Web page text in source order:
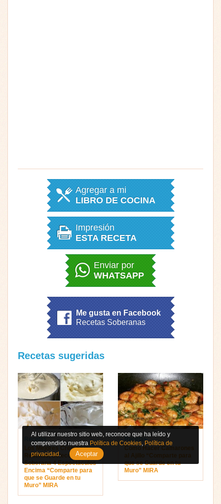
Agregar a mi
LIBRO DE COCINA
Impresión
ESTA RECETA
Enviar por
WHATSAPP
Me gusta en Facebook
Recetas Soberanas
Recetas sugeridas
Los Mejores Cremas y
Rellenos, Selección
Soberana 4 Espectáculos
Encima “Comparte para
que se Guarde en tu
Muro” MIRA
Recetas
Como Hacer Camarones
que se Guarde en tu
Muro” MIRA
Al utilizar nuestro sitio web, reconoce que ha leído y
comprendido nuestra Política de Cookies Política de
privacidad
Aceptar